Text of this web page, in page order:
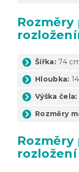
Šířka: 74
Hloubka:
Výška čela:
Rozměry
rozložení